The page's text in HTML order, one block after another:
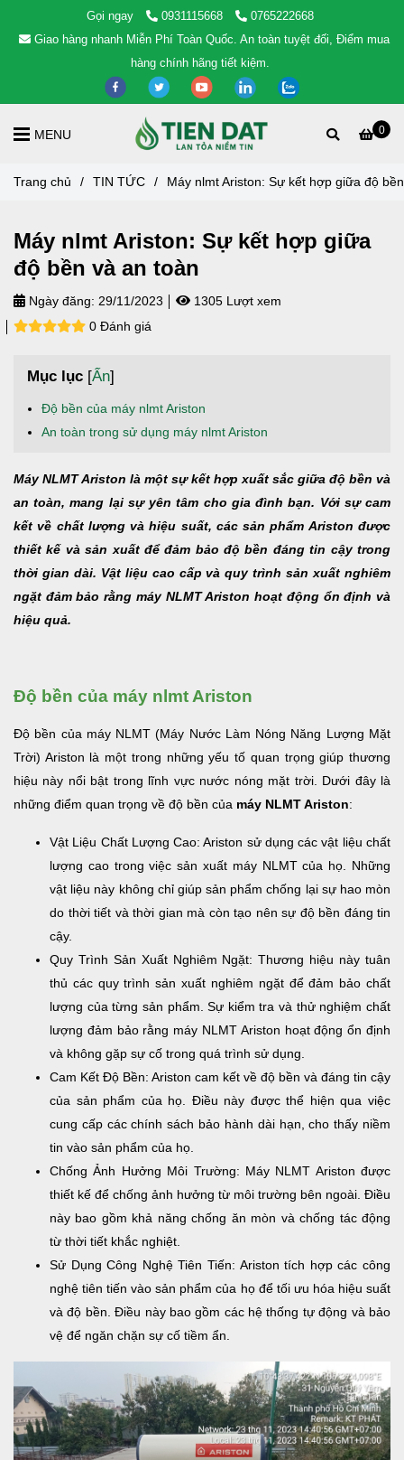
Gọi ngay 0931115668
0765222668
Giao hàng nhanh Miễn Phí Toàn Quốc. An toàn tuyệt đối, Điểm mua
hàng chính hãng tiết kiệm.
0
MENU
Trang chủ / TIN TỨC / Máy nlmt Ariston: Sự kết hợp giữa độ
Máy nlmt Ariston: Sự kết hợp giữa
độ bền và an toàn
Ngày đăng: 29/11/2023
1305 Lượt xem
0 Đánh giá
Mục lục [Ẩn]
Độ bền của máy nlmt Ariston
An toàn trong sử dụng máy nlmt Ariston
Máy NLMT Ariston là một sự kết hợp xuất sắc giữa độ bền và
an toàn, mang lại sự yên tâm cho gia đình bạn. Với sự cam
kết về chất lượng và hiệu suất, các sản phẩm Ariston được
thiết kế và sản xuất để đảm bảo độ bền đáng tin cậy trong
thời gian dài. Vật liệu cao cấp và quy trình sản xuất nghiêm
ngặt đảm bảo rằng máy NLMT Ariston hoạt động ổn định và
hiệu quả.
Độ bền của máy nlmt Ariston
Độ bền của máy NLMT (Máy Nước Làm Nóng Năng Lượng Mặt
Trời) Ariston là một trong những yếu tố quan trọng giúp thương
hiệu này nổi bật trong lĩnh vực nước nóng mặt trời. Dưới đây là
những điểm quan trọng về độ bền của máy NLMT Ariston:
Vật Liệu Chất Lượng Cao: Ariston sử dụng các vật liệu chất
lượng cao trong việc sản xuất máy NLMT của họ. Những
vật liệu này không chỉ giúp sản phẩm chống lại sự hao mòn
do thời tiết và thời gian mà còn tạo nên sự độ bền đáng tin
cậy.
Quy Trình Sản Xuất Nghiêm Ngặt: Thương hiệu này tuân
thủ các quy trình sản xuất nghiêm ngặt để đảm bảo chất
lượng của từng sản phẩm. Sự kiểm tra và thử nghiệm chất
lượng đảm bảo rằng máy NLMT Ariston hoạt động ổn định
và không gặp sự cố trong quá trình sử dụng.
Cam Kết Độ Bền: Ariston cam kết về độ bền và đáng tin cậy
của sản phẩm của họ. Điều này được thể hiện qua việc
cung cấp các chính sách bảo hành dài hạn, cho thấy niềm
tin vào sản phẩm của họ.
Chống Ảnh Hưởng Môi Trường: Máy NLMT Ariston được
thiết kế để chống ảnh hưởng từ môi trường bên ngoài. Điều
này bao gồm khả năng chống ăn mòn và chống tác động
từ thời tiết khắc nghiệt.
Sử Dụng Công Nghệ Tiên Tiến: Ariston tích hợp các công
nghệ tiên tiến vào sản phẩm của họ để tối ưu hóa hiệu suất
và độ bền. Điều này bao gồm các hệ thống tự động và bảo
vệ để ngăn chặn sự cố tiềm ẩn.